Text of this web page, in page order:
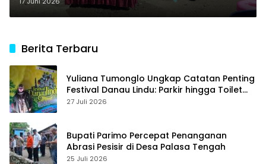
Berita Terbaru
Yuliana Tumonglo Ungkap Catatan Penting
Festival Danau Lindu: Parkir hingga Toilet
Harus Jadi Prioritas
27 Juli 2026
Bupati Parimo Percepat Penanganan
Abrasi Pesisir di Desa Palasa Tengah
25 Juli 2026